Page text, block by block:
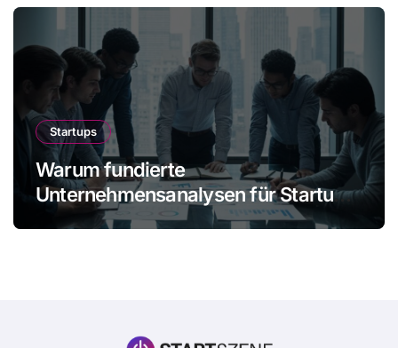
Startups
Warum fundierte
Unternehmensanalysen für Startups
immer wichtiger werden